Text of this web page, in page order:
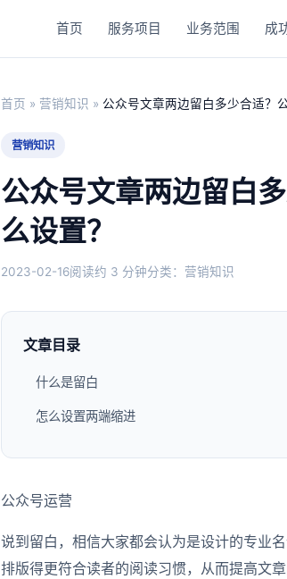
首页 服务项目 业务范围 成
首页 » 营销知识 » 公众号文章两边留白多少合适？
营销知识
公众号文章两边留白
么设置？
2023-02-16阅读约 3 分钟分类：营销知识
文章目录
什么是留白
怎么设置两端缩进
公众号运营
说到留白，相信大家都会认为是设计的专业
排版得更符合读者的阅读习惯，从而提高文章